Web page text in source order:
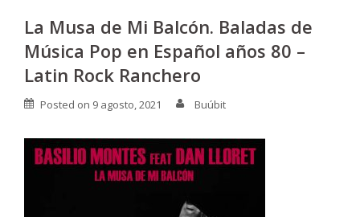
La Musa de Mi Balcón. Baladas de
Música Pop en Español años 80 –
Latin Rock Ranchero
Posted on 9 agosto, 2021 Buúbit